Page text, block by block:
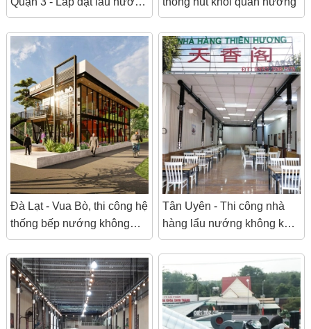
không khói
Đà Lạt - Vua Bò, thi công hệ
thống bếp nướng không
khói
Tân Uyên - Thi công nhà
hàng lẩu nướng không khói
Thiên Hương